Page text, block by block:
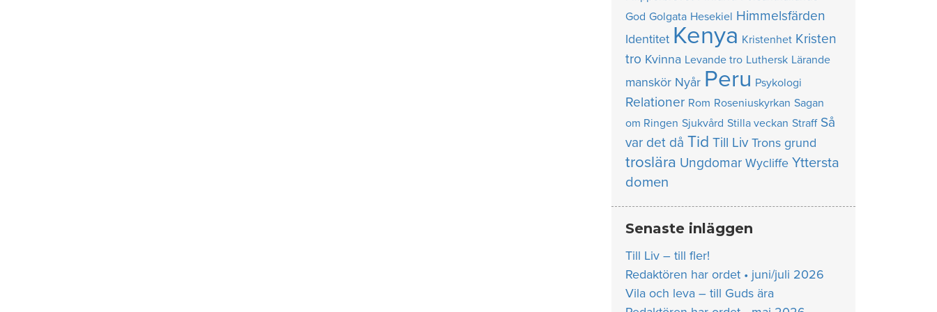
God Golgata Hesekiel Himmelsfärden
Identitet Kenya Kristenhet Kristen
tro Kvinna Levande tro Luthersk Lärande
manskör Nyår Peru Psykologi
Relationer Rom Roseniuskyrkan Sagan
om Ringen Sjukvård Stilla veckan Straff Så
var det då Tid Till Liv Trons grund
troslära Ungdomar Wycliffe Yttersta
domen
Senaste inläggen
Till Liv – till fler!
Redaktören har ordet • juni/juli 2026
Vila och leva – till Guds ära